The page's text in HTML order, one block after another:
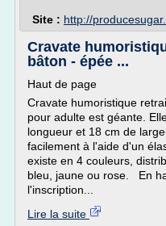
Site : http://
Cravate
bâton - épée ...
Haut de page
Cravate humoristique
pour adulte est géante.
longueur et 18 cm de
facilement à l'aide d'un
existe en 4 couleurs,
bleu, jaune ou rose. En
l'inscription...
Lire la suite